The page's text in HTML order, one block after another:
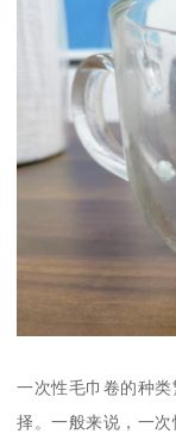
一次性毛巾卷的种
择。一般来说，一